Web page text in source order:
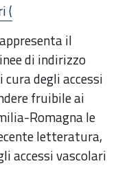
(
il
di indirizzo
degli accessi
fruibile ai
Romagna le
letteratura,
accessi vascolari